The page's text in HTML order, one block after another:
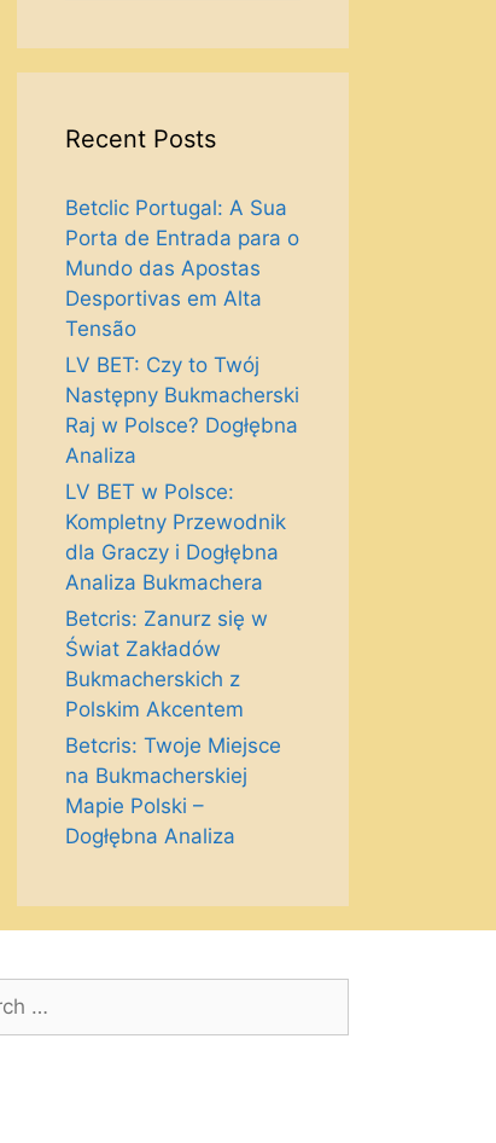
Recent Posts
Betclic Portugal: A Sua
Porta de Entrada para o
Mundo das Apostas
Desportivas em Alta
Tensão
LV BET: Czy to Twój
Następny Bukmacherski
Raj w Polsce? Dogłębna
Analiza
LV BET w Polsce:
Kompletny Przewodnik
dla Graczy i Dogłębna
Analiza Bukmachera
Betcris: Zanurz się w
Świat Zakładów
Bukmacherskich z
Polskim Akcentem
Betcris: Twoje Miejsce
na Bukmacherskiej
Mapie Polski –
Dogłębna Analiza